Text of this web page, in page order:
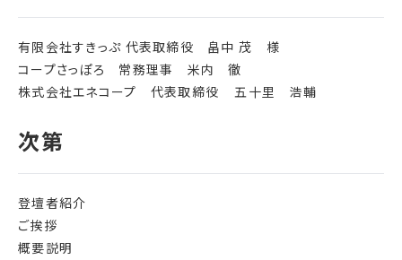
有限会社すきっぷ 代表取締役 畠中 茂 様
コープさっぽろ 常務理事 米内 徹
株式会社エネコープ 代表取締役 五十里 浩輔
登壇者紹介
ご挨拶
概要説明